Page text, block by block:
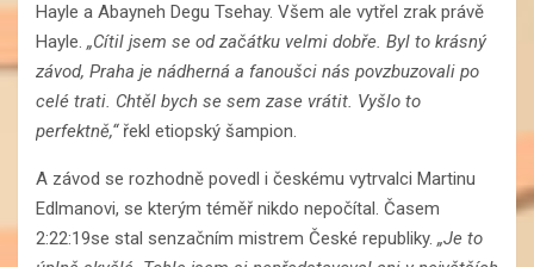
Hayle a Abayneh Degu Tsehay. Všem ale vytřel zrak právě
Hayle. „Cítil jsem se od začátku velmi dobře. Byl to krásný
závod, Praha je nádherná a fanoušci nás povzbuzovali po
celé trati. Chtěl bych se sem zase vrátit. Vyšlo to
perfektně,“řekl etiopský šampion.
A závod se rozhodně povedl i českému vytrvalci Martinu
Edlmanovi, se kterým téměř nikdo nepočítal. Časem
2:22:19se stal senzačním mistrem České republiky. „Je to